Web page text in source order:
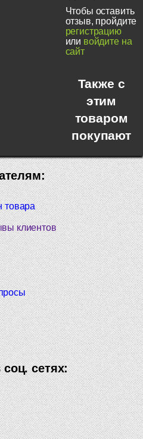
Чтобы оставить
отзыв, пройдите
регистрацию
или войдите на
сайт
Также с
этим
товаром
покупают
товара
клиентов
сетях: